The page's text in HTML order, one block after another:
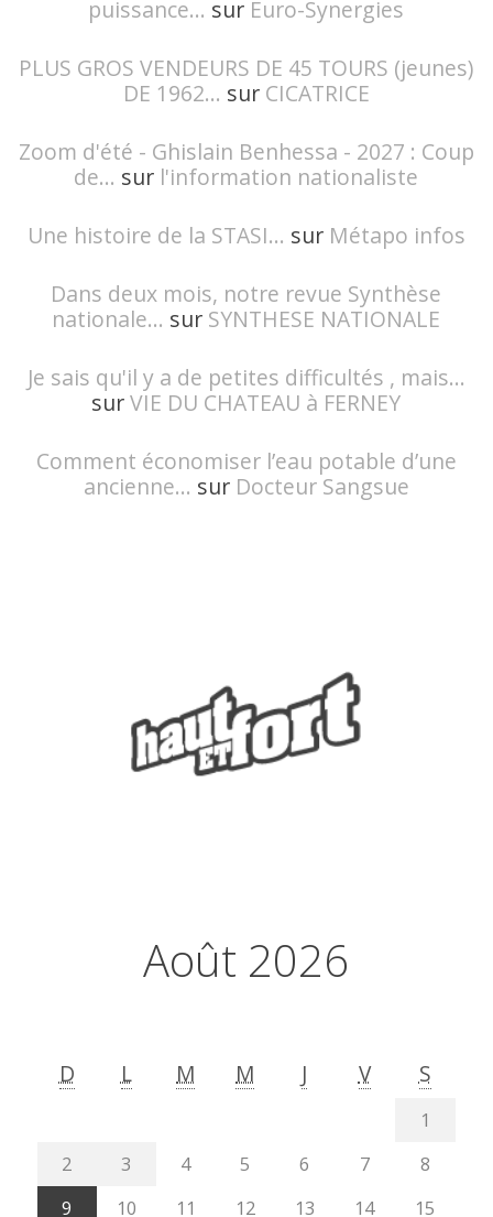
puissance... sur Euro-Synergies
PLUS GROS VENDEURS DE 45 TOURS (jeunes)
DE 1962... sur CICATRICE
Zoom d'été - Ghislain Benhessa - 2027 : Coup
de... sur l'information nationaliste
Une histoire de la STASI... sur Métapo infos
Dans deux mois, notre revue Synthèse
nationale... sur SYNTHESE NATIONALE
Je sais qu'il y a de petites difficultés , mais...
surVIE DU CHATEAU à FERNEY
Comment économiser l’eau potable d’une
ancienne... sur Docteur Sangsue
Août 2026
D L M M J V S
1
2
3 4 5 6 7
8
9
10 11 12 13 14
15